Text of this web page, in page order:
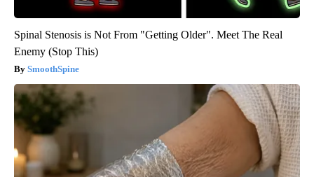
Spinal Stenosis is Not From "Getting Older". Meet The Real
Enemy (Stop This)
SmoothSpine